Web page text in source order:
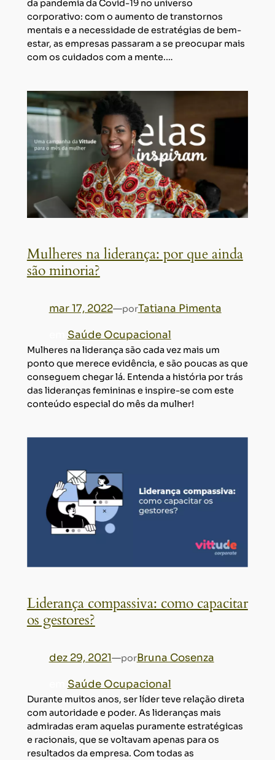
da pandemia da Covid-19 no universo
corporativo: com o aumento de transtornos
mentais e a necessidade de estratégias de bem-
estar, as empresas passaram a se preocupar mais
com os cuidados com a mente.…
Mulheres na liderança: por que ainda
são minoria?
mar 17, 2022—porTatiana Pimenta
Saúde Ocupacional
Mulheres na liderança são cada vez mais um
ponto que merece evidência, e são poucas as que
conseguem chegar lá. Entenda a história por trás
das lideranças femininas e inspire-se com este
conteúdo especial do mês da mulher!
Liderança compassiva: como capacitar
os gestores?
dez 29, 2021—porBruna Cosenza
Saúde Ocupacional
Durante muitos anos, ser líder teve relação direta
com autoridade e poder. As lideranças mais
admiradas eram aquelas puramente estratégicas
e racionais, que se voltavam apenas para os
resultados da empresa. Com todas as